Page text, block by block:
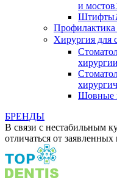
и мостов
Штифты
Профилактика
Хирургия для
хирургии
Шовные
БРЕНДЫ
В связи с нестабильным
отличаться от